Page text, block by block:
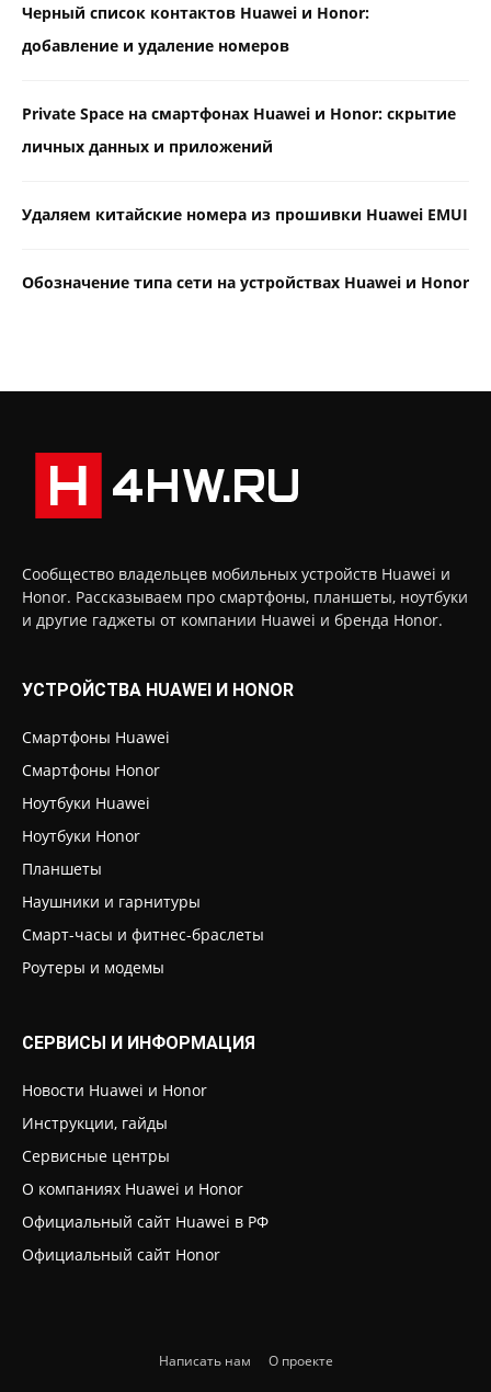
Черный список контактов Huawei и Honor:
добавление и удаление номеров
Private Space на смартфонах Huawei и Honor: скрытие
личных данных и приложений
Удаляем китайские номера из прошивки Huawei EMUI
Обозначение типа сети на устройствах Huawei и Honor
Сообщество владельцев мобильных устройств Huawei и
Honor. Рассказываем про смартфоны, планшеты, ноутбуки
и другие гаджеты от компании Huawei и бренда Honor.
УСТРОЙСТВА HUAWEI И HONOR
Смартфоны Huawei
Смартфоны Honor
Ноутбуки Huawei
Ноутбуки Honor
Планшеты
Наушники и гарнитуры
Смарт-часы и фитнес-браслеты
Роутеры и модемы
СЕРВИСЫ И ИНФОРМАЦИЯ
Новости Huawei и Honor
Инструкции, гайды
Сервисные центры
О компаниях Huawei и Honor
Официальный сайт Huawei в РФ
Официальный сайт Honor
Написать нам О проекте